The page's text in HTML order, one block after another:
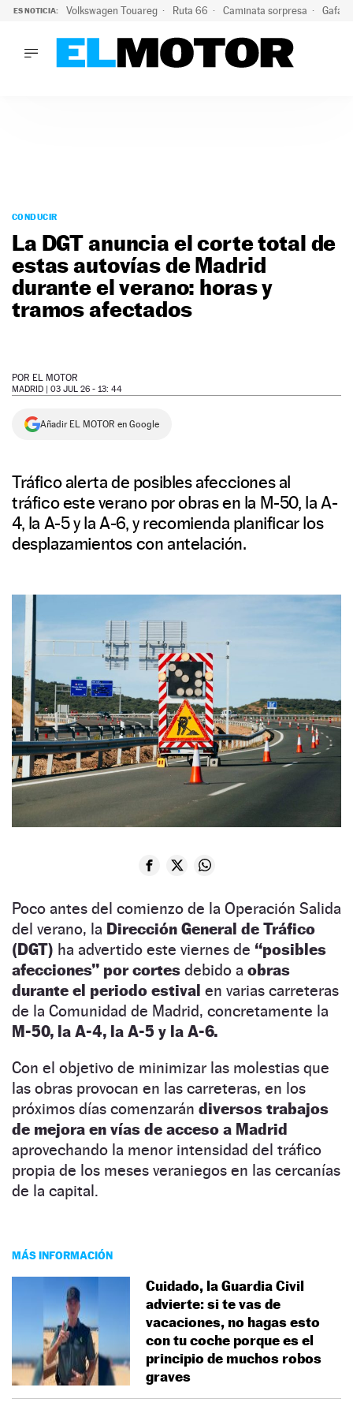
ES NOTICIA: Volkswagen Touareg Ruta 66 Caminata sorpresa Gafas
PODCAST
MOTOS
TECNOLOGÍA
SUPERCOCHES
MOTORTV
NEWSLETTER
SÍGUENOS
CONDUCIR
La DGT anuncia el corte total de
estas autovías de Madrid
durante el verano: horas y
tramos afectados
POR EL MOTOR
MADRID | 03 JUL 26 - 13: 44
Añadir EL MOTOR en Google
Tráfico alerta de posibles afecciones al
tráfico este verano por obras en la M-50, la A-
4, la A-5 y la A-6, y recomienda planificar los
desplazamientos con antelación.
Poco antes del comienzo de la Operación Salida
del verano, la Dirección General de Tráfico
(DGT) ha advertido este viernes de “posibles
afecciones” por cortes debido a obras
durante el periodo estival en varias carreteras
de la Comunidad de Madrid, concretamente la
M-50, la A-4, la A-5 y la A-6.
Con el objetivo de minimizar las molestias que
las obras provocan en las carreteras, en los
próximos días comenzarán diversos trabajos
de mejora en vías de acceso a Madrid
aprovechando la menor intensidad del tráfico
propia de los meses veraniegos en las cercanías
de la capital.
MÁS INFORMACIÓN
Cuidado, la Guardia Civil
advierte: si te vas de
vacaciones, no hagas esto
con tu coche porque es el
principio de muchos robos
graves